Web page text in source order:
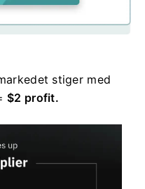
stiger med
$2 profit.